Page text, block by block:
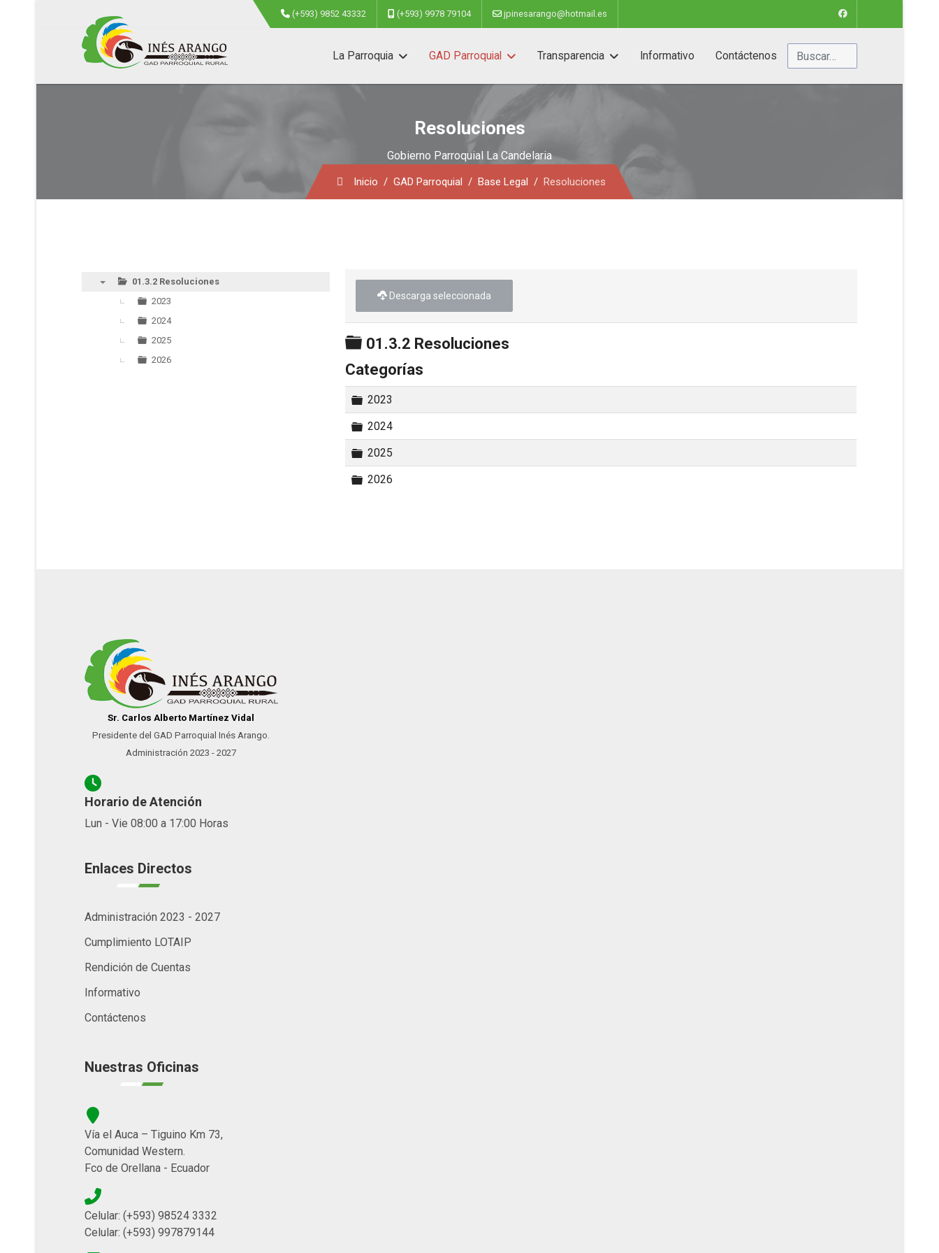
(+593) 9852 43332 (+593) 9978 79104 jpinesarango@hotmail.es
La Parroquia GAD Parroquial Transparencia Informativo Contáctenos Buscar
Resoluciones
Gobierno Parroquial La Candelaria
Inicio GAD Parroquial Base Legal Resoluciones
01.3.2 Resoluciones
2023
2024
2025
2026
Descarga seleccionada
Carpeta
01.3.2 Resoluciones
Categorías
Carpeta
2023
Carpeta
2024
Carpeta
2025
Carpeta
2026
Sr. Carlos Alberto Martínez Vidal
Presidente del GAD Parroquial Inés Arango.
Administración 2023 - 2027
Horario de Atención
Lun - Vie 08:00 a 17:00 Horas
Enlaces Directos
Administración 2023 - 2027
Cumplimiento LOTAIP
Rendición de Cuentas
Informativo
Contáctenos
Nuestras Oficinas
Vía el Auca – Tiguino Km 73,
Comunidad Western.
Fco de Orellana - Ecuador
Celular: (+593) 98524 3332
Celular: (+593) 997879144